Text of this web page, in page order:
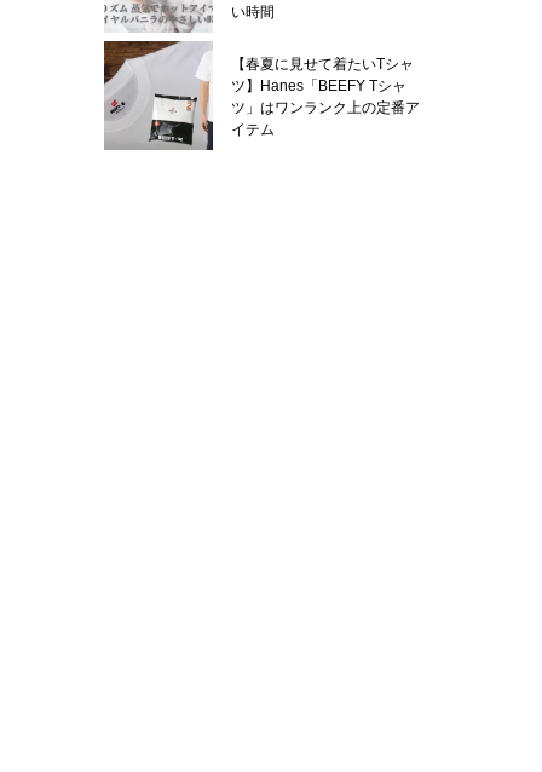
い時間
【春夏に見せて着たいTシャ
ツ】Hanes「BEEFY Tシャ
ツ」はワンランク上の定番ア
イテム